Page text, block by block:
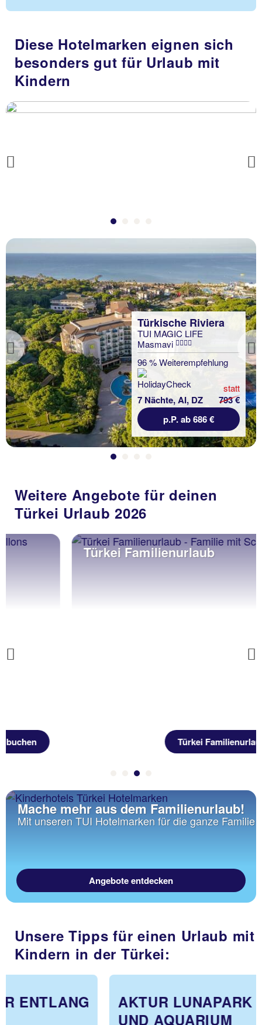
Diese Hotelmarken eignen sich
besonders gut für Urlaub mit
Kindern
Previous
Previous
Türkische Riviera
TUI MAGIC LIFE
Masmavi
96 % Weiterempfehlung
7 Nächte, AI, DZ
statt
793 €
p.P. ab 686 €
Weitere Angebote für deinen
Türkei Urlaub 2026
Previous
Türkei Familienurlaub
Türkei Familienurlaub buchen
Mache mehr aus dem Familienurlaub!
Mit unseren TUI Hotelmarken für die ganze Familie
Angebote entdecken
Unsere Tipps für einen Urlaub mit
Kindern in der Türkei:
AKTUR LUNAPARK ANTALYA
UND AQUARIUM